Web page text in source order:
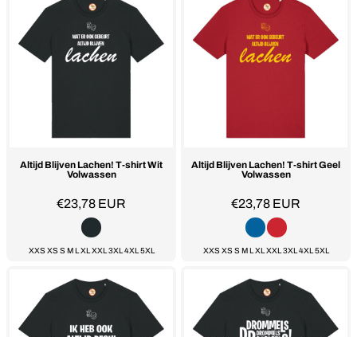
Altijd Blijven Lachen! T-shirt Wit
Volwassen
€23,78 EUR
XXS XS S M L XL XXL 3XL 4XL 5XL
Altijd Blijven Lachen! T-shirt Geel
Volwassen
€23,78 EUR
XXS XS S M L XL XXL 3XL 4XL 5XL